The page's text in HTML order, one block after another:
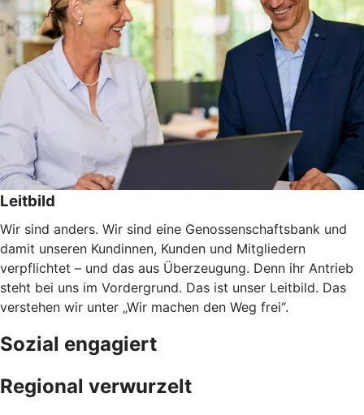
Leitbild
Wir sind anders. Wir sind eine Genossenschaftsbank und
damit unseren Kundinnen, Kunden und Mitgliedern
verpflichtet – und das aus Überzeugung. Denn ihr Antrieb
steht bei uns im Vordergrund. Das ist unser Leitbild. Das
verstehen wir unter „Wir machen den Weg frei“.
Sozial engagiert
Regional verwurzelt